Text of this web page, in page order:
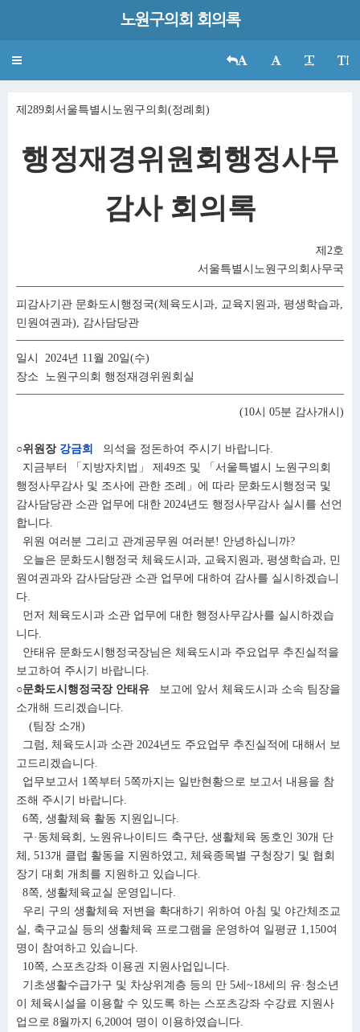
노원구의회 회의록
Toggle
제289회서울특별시노원구의회(정례회)
행정재경위원회행정사무
감사 회의록
제2호
서울특별시노원구의회사무국
피감사기관 문화도시행정국(체육도시과, 교육지원과, 평생학습과,
민원여권과), 감사담당관
일시 2024년 11월 20일(수)
장소 노원구의회 행정재경위원회실
(10시 05분 감사개시)
○위원장 강금희
의석을 정돈하여 주시기 바랍니다.
지금부터 「지방자치법」 제49조 및 「서울특별시 노원구의회
행정사무감사 및 조사에 관한 조례」에 따라 문화도시행정국 및
감사담당관 소관 업무에 대한 2024년도 행정사무감사 실시를 선언
합니다.
위원 여러분 그리고 관계공무원 여러분! 안녕하십니까?
오늘은 문화도시행정국 체육도시과, 교육지원과, 평생학습과, 민
원여권과와 감사담당관 소관 업무에 대하여 감사를 실시하겠습니
다.
먼저 체육도시과 소관 업무에 대한 행정사무감사를 실시하겠습
니다.
안태유 문화도시행정국장님은 체육도시과 주요업무 추진실적을
보고하여 주시기 바랍니다.
○문화도시행정국장 안태유 보고에 앞서 체육도시과 소속 팀장을
소개해 드리겠습니다.
(팀장 소개)
그럼, 체육도시과 소관 2024년도 주요업무 추진실적에 대해서 보
고드리겠습니다.
업무보고서 1쪽부터 5쪽까지는 일반현황으로 보고서 내용을 참
조해 주시기 바랍니다.
6쪽, 생활체육 활동 지원입니다.
구·동체육회, 노원유나이티드 축구단, 생활체육 동호인 30개 단
체, 513개 클럽 활동을 지원하였고, 체육종목별 구청장기 및 협회
장기 대회 개최를 지원하고 있습니다.
8쪽, 생활체육교실 운영입니다.
우리 구의 생활체육 저변을 확대하기 위하여 아침 및 야간체조교
실, 축구교실 등의 생활체육 프로그램을 운영하여 일평균 1,150여
명이 참여하고 있습니다.
10쪽, 스포츠강좌 이용권 지원사업입니다.
기초생활수급가구 및 차상위계층 등의 만 5세~18세의 유·청소년
이 체육시설을 이용할 수 있도록 하는 스포츠강좌 수강료 지원사
업으로 8월까지 6,200여 명이 이용하였습니다.